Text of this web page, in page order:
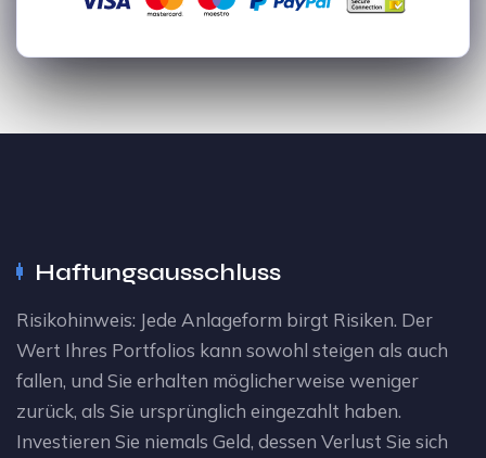
Haftungsausschluss
Risikohinweis: Jede Anlageform birgt Risiken. Der
Wert Ihres Portfolios kann sowohl steigen als auch
fallen, und Sie erhalten möglicherweise weniger
zurück, als Sie ursprünglich eingezahlt haben.
Investieren Sie niemals Geld, dessen Verlust Sie sich